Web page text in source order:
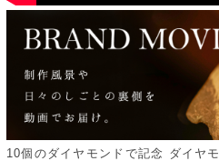
10個のダイヤモンドで記念 ダイヤ